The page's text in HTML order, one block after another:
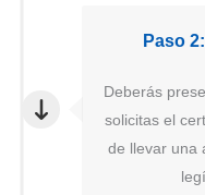
Paso 2:
Deberás
solicitas el
de llevar una